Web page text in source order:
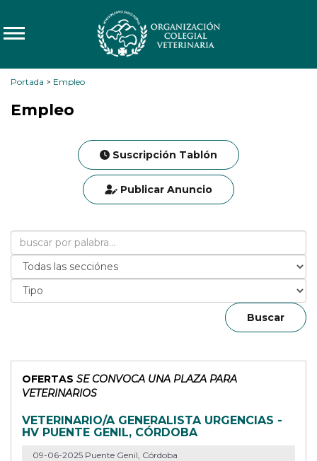
Portada > Empleo
Empleo
Suscripción Tablón
Publicar Anuncio
Buscar
OFERTAS SE CONVOCA UNA PLAZA PARA
VETERINARIOS
VETERINARIO/A GENERALISTA URGENCIAS -
HV PUENTE GENIL, CÓRDOBA
09-06-2025 Puente Genil, Córdoba